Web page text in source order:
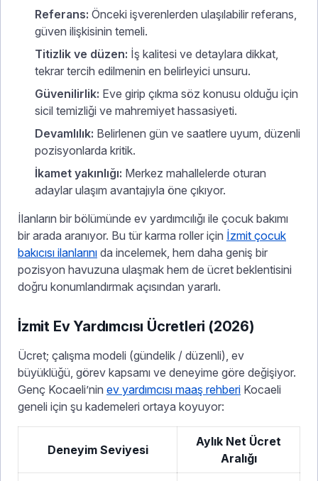
Referans: Önceki işverenlerden ulaşılabilir referans,
güven ilişkisinin temeli.
Titizlik ve düzen: İş kalitesi ve detaylara dikkat,
tekrar tercih edilmenin en belirleyici unsuru.
Güvenilirlik: Eve girip çıkma söz konusu olduğu için
sicil temizliği ve mahremiyet hassasiyeti.
Devamlılık: Belirlenen gün ve saatlere uyum, düzenli
pozisyonlarda kritik.
İkamet yakınlığı: Merkez mahallelerde oturan
adaylar ulaşım avantajıyla öne çıkıyor.
İlanların bir bölümünde ev yardımcılığı ile çocuk bakımı
bir arada aranıyor. Bu tür karma roller için İzmit çocuk
bakıcısı ilanlarını da incelemek, hem daha geniş bir
pozisyon havuzuna ulaşmak hem de ücret beklentisini
doğru konumlandırmak açısından yararlı.
İzmit Ev Yardımcısı Ücretleri (2026)
Ücret; çalışma modeli (gündelik / düzenli), ev
büyüklüğü, görev kapsamı ve deneyime göre değişiyor.
Genç Kocaeli’nin ev yardımcısı maaş rehberi Kocaeli
geneli için şu kademeleri ortaya koyuyor:
Deneyim Seviyesi
Aylık Net Ücret
Aralığı